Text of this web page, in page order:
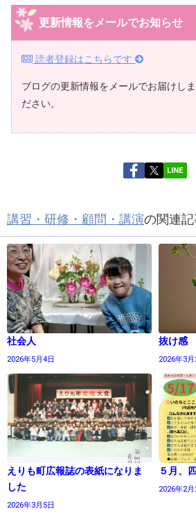
更新情報をメールでお知らせ
読者登録はこちらです
ブログの更新情報をメールでお届けし
ださい。
LINE
講習・研修・顧問・講演の関連
社会人
2026年5月4日
抜け感
2026年3月
えりも町広報誌の表紙になりま
した
2026年3月5日
５月、
2026年2月